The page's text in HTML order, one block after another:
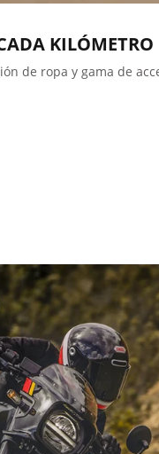
KILÓMETRO
de ropa y gama de